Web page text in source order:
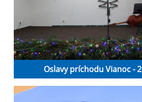
Oslavy príchodu Vianoc -